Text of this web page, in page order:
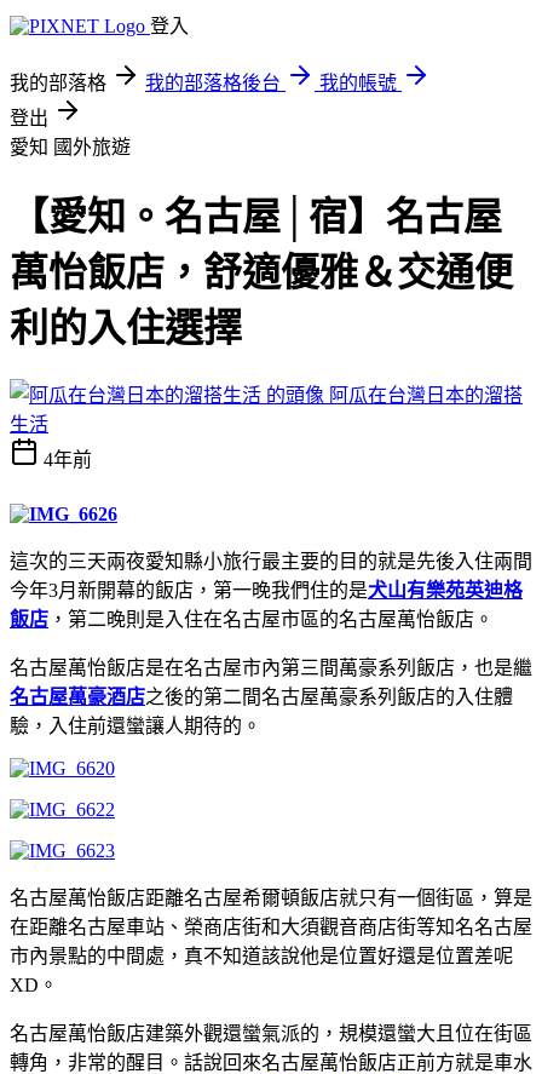
登入
我的部落格 我的部落格後台
我的帳號
登出
愛知 國外旅遊
【愛知。名古屋│宿】名古屋
萬怡飯店，舒適優雅＆交通便
利的入住選擇
阿瓜在台灣日本的溜搭
生活
4年前
這次的三天兩夜愛知縣小旅行最主要的目的就是先後入住兩間
今年3月新開幕的飯店，第一晚我們住的是犬山有樂苑英迪格
飯店 ，第二晚則是入住在名古屋市區的名古屋萬怡飯店。
名古屋萬怡飯店是在名古屋市內第三間萬豪系列飯店，也是繼
名古屋萬豪酒店之後的第二間名古屋萬豪系列飯店的入住體
驗，入住前還蠻讓人期待的。
名古屋萬怡飯店距離名古屋希爾頓飯店就只有一個街區，算是
在距離名古屋車站、榮商店街和大須觀音商店街等知名名古屋
市內景點的中間處，真不知道該說他是位置好還是位置差呢
XD。
名古屋萬怡飯店建築外觀還蠻氣派的，規模還蠻大且位在街區
轉角，非常的醒目。話說回來名古屋萬怡飯店正前方就是車水